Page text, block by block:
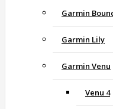
Garmin
Garmin Lily
Garmin Venu
Venu 4